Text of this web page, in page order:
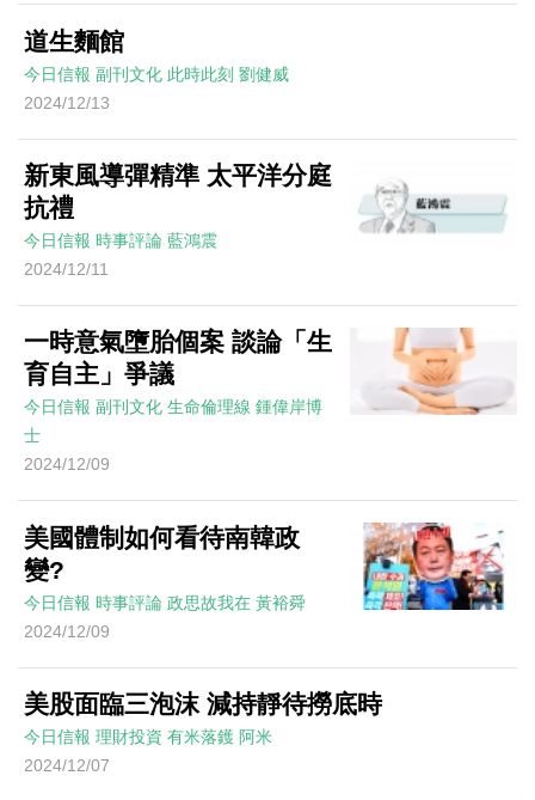
道生麵館
今日信報 副刊文化 此時此刻 劉健威
2024/12/13
新東風導彈精準 太平洋分庭
抗禮
今日信報 時事評論 藍鴻震
2024/12/11
一時意氣墮胎個案 談論「生
育自主」爭議
今日信報 副刊文化 生命倫理線 鍾偉岸博
士
2024/12/09
美國體制如何看待南韓政
變?
今日信報 時事評論 政思故我在 黃裕舜
2024/12/09
美股面臨三泡沫 減持靜待撈底時
今日信報 理財投資 有米落鑊 阿米
2024/12/07